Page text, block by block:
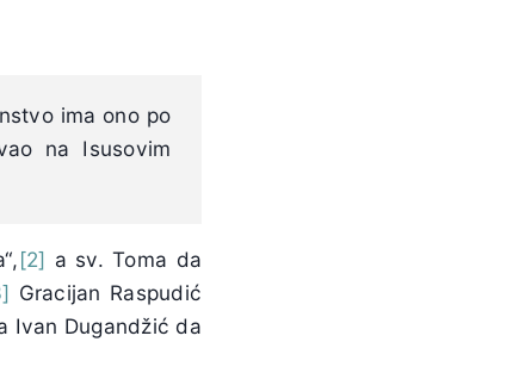
ima ono po
na Isusovim
[2] a sv. Toma da
Gracijan Raspudić
Ivan Dugandžić da